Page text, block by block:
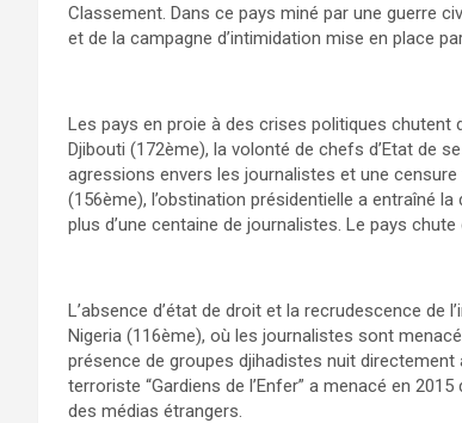
Classement. Dans ce pays miné par une guerre
et de la campagne d’intimidation mise en place
Les pays en proie à des crises politiques chutent
Djibouti (172ème), la volonté de chefs d’Etat de
agressions envers les journalistes et une
(156ème), l’obstination présidentielle a entraîné
plus d’une centaine de journalistes. Le pays
L’absence d’état de droit et la recrudescence de
Nigeria (116ème), où les journalistes sont
présence de groupes djihadistes nuit directement
terroriste “Gardiens de l’Enfer” a menacé en
des médias étrangers.